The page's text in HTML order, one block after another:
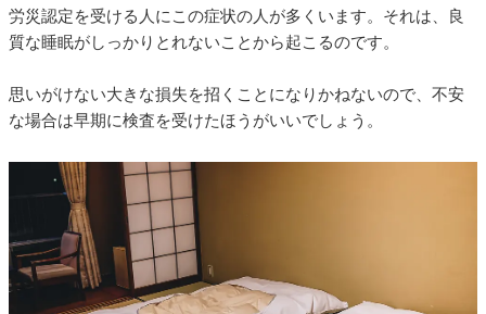
労災認定を受ける人にこの症状の人が多くいます。それは、良
質な睡眠がしっかりとれないことから起こるのです。
思いがけない大きな損失を招くことになりかねないので、不安
な場合は早期に検査を受けたほうがいいでしょう。